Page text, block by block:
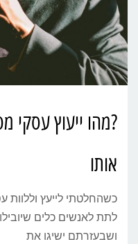
?מהו ייעוץ עסקי
אותו
כשהחלטתי לייעץ
לתת לאנשים כלים
ושבעזרתם ישיגו את